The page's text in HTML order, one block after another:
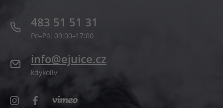
483 51 51 31
Po–Pá: 09:00–17:00
info@ejuice.cz
kdykoliv